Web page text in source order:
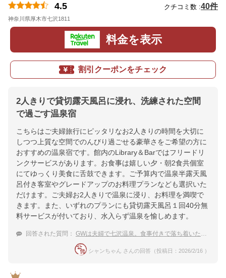
4.5 クチコミ数 :40件
神奈川県厚木市七沢1811
料金を表示
割引クーポンをチェック
2人きりで貸切露天風呂に浸れ、洗練された空間
で過ごす温泉宿
こちらはご夫婦旅行にピッタリなお2人きりの時間を大切に
しつつ上質な空間でのんびり過ごせる豪華さをご希望の方に
おすすめの温泉宿です。館内のLibrary＆Barではフリードリ
ンクサービスがあります。お食事は嬉しい夕・朝2食共個室
にてゆっくり美食に舌鼓できます。ご予算内で温泉半露天風
呂付き客室やグレードアップのお料理プランなども選択いた
だけます。ご夫婦お2人きりで温泉に浸り、お料理を満喫で
きます。また、いずれのプランにも貸切露天風呂１回40分無
料サービスが付いており、水入らず温泉を愉しめます。
回答された質問： GWは夫婦で七沢温泉。食事付きで落ち着いたおすすめの宿は？
シャンちゃん さんの回答（投稿日：2026/2/16 ）